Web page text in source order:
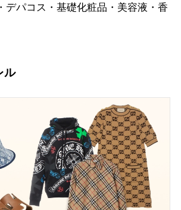
デパコス・基礎化粧品・美容液・香
ル